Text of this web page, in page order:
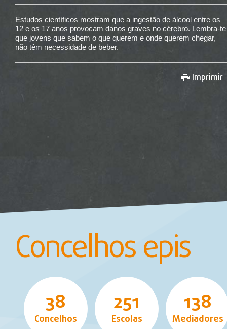
Estudos científicos mostram que a ingestão de álcool entre os
12 e os 17 anos provocam danos graves no cérebro. Lembra-te
que jovens que sabem o que querem e onde querem chegar,
não têm necessidade de beber.
Imprimir
Concelhos epis
38
Concelhos
251
Escolas
138
Mediadores